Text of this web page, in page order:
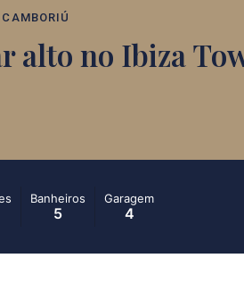
alto no Ibiza
Banheiros
5
Garagem
4